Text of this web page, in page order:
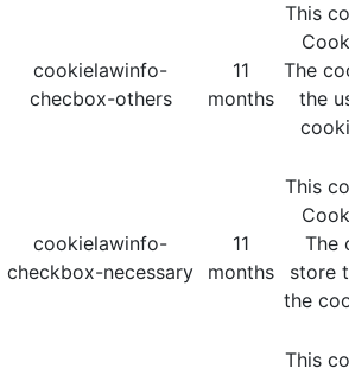
cookielawinfo-
checbox-others
11
months
This
The
the
cookielawinfo-
checkbox-necessary
11
months
This
The
store
the
This